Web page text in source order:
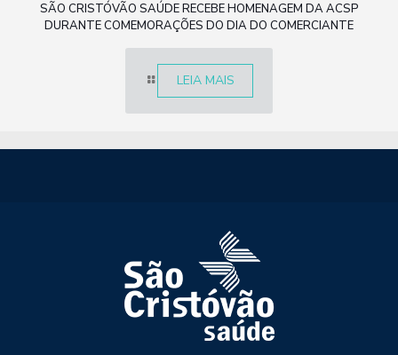
SÃO CRISTÓVÃO SAÚDE RECEBE HOMENAGEM DA ACSP
DURANTE COMEMORAÇÕES DO DIA DO COMERCIANTE
LEIA MAIS